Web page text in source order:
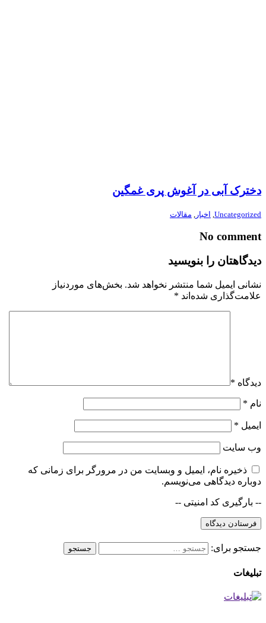
دخترک آبی در آغوش پری غمگین
Uncategorized اخبار مقالات
No comment
دیدگاهتان را بنویسید
نشانی ایمیل شما منتشر نخواهد شد. بخش‌های موردنیاز
علامت‌گذاری شده‌اند *
دیدگاه *
نام *
ایمیل *
وب‌ سایت
ذخیره نام، ایمیل و وبسایت من در مرورگر برای زمانی که
دوباره دیدگاهی می‌نویسم.
-- بارگیری کد امنیتی --
جستجو برای:
تبلیغات